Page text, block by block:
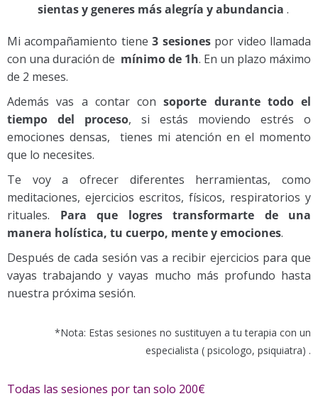
sientas y generes más alegría y abundancia .
Mi acompañamiento tiene 3 sesionespor video llamada
con una duración de mínimo de 1h. En un plazo máximo
de 2 meses.
Además vas a contar consoporte durante todo el
tiempo del proceso, si estás moviendo estrés o
emociones densas, tienes mi atención en el momento
que lo necesites.
Te voy a ofrecer diferentes herramientas, como
meditaciones, ejercicios escritos, físicos, respiratorios y
rituales. Para que logres transformarte de una
manera holística, tu cuerpo, mente y emociones.
Después de cada sesión vas a recibir ejercicios para que
vayas trabajando y vayas mucho más profundo hasta
nuestra próxima sesión.
*Nota: Estas sesiones no sustituyen a tu terapia con un
especialista ( psicologo, psiquiatra) .
Todas las sesiones por tan solo 200€